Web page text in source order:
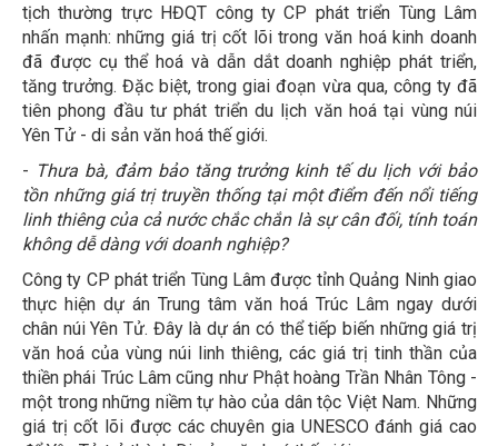
tịch thường trực HĐQT công ty CP phát triển Tùng Lâm
nhấn mạnh: những giá trị cốt lõi trong văn hoá kinh doanh
đã được cụ thể hoá và dẫn dắt doanh nghiệp phát triển,
tăng trưởng. Đặc biệt, trong giai đoạn vừa qua, công ty đã
tiên phong đầu tư phát triển du lịch văn hoá tại vùng núi
Yên Tử - di sản văn hoá thế giới.
- Thưa bà, đảm bảo tăng trưởng kinh tế du lịch với bảo
tồn những giá trị truyền thống tại một điểm đến nổi tiếng
linh thiêng của cả nước chắc chắn là sự cân đối, tính toán
không dễ dàng với doanh nghiệp?
Công ty CP phát triển Tùng Lâm được tỉnh Quảng Ninh giao
thực hiện dự án Trung tâm văn hoá Trúc Lâm ngay dưới
chân núi Yên Tử. Đây là dự án có thể tiếp biến những giá trị
văn hoá của vùng núi linh thiêng, các giá trị tinh thần của
thiền phái Trúc Lâm cũng như Phật hoàng Trần Nhân Tông -
một trong những niềm tự hào của dân tộc Việt Nam. Những
giá trị cốt lõi được các chuyên gia UNESCO đánh giá cao